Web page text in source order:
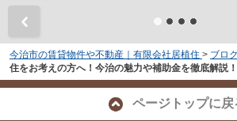
今治市の賃貸物件や不動産｜有限会社居植住 > ブロ
住をお考えの方へ！今治の魅力や補助金を徹底解説！
ページトップに戻